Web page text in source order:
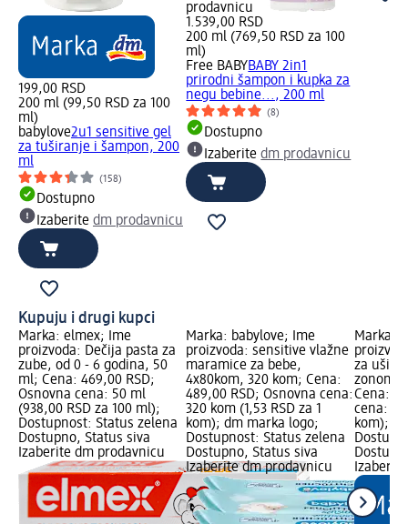
199,00 RSD
200 ml (99,50 RSD za 100
ml)
babylove2u1 sensitive gel
za tuširanje i šampon, 200
ml
(158)
Dostupno
Izaberite dm prodavnicu
prodavnicu
1.539,00 RSD
200 ml (769,50 RSD za 100
ml)
Free BABYBABY 2in1
prirodni šampon i kupka za
negu bebine..., 200 ml
(8)
Dostupno
Izaberitedm prodavnicu
Kupuju i drugi kupci
Marka: elmex; Ime
proizvoda: Dečija pasta za
zube, od 0 - 6 godina, 50
ml; Cena: 469,00 RSD;
Osnovna cena: 50 ml
(938,00 RSD za 100 ml);
Dostupnost: Status zelena
Dostupno, Status siva
Izaberite dm prodavnicu
Marka: babylove; Ime
proizvoda: sensitive vlažne
maramice za bebe,
4x80kom, 320 kom; Cena:
489,00 RSD; Osnovna cena:
320 kom (1,53 RSD za 1
kom); dm marka logo;
Dostupnost: Status zelena
Dostupno, Status siva
Izaberite dm prodavnicu
Marka:
za uši
zonom -
Cena:
cena: 72
kom);